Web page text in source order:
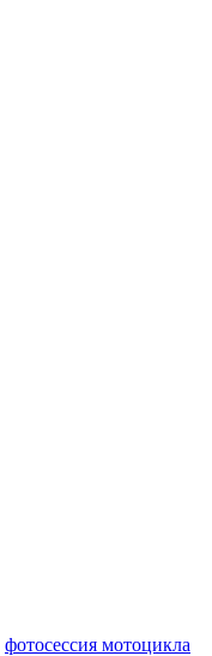
фотосессия мотоцикла